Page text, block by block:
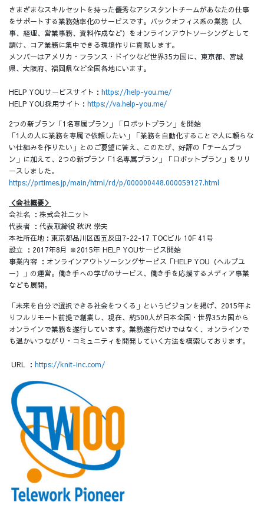
さまざまなスキルセットを持った優秀なアシスタントチームがあなたの仕事
をサポートする業務効率化のサービスです。バックオフィス系の業務（人
事、経理、営業事務、資料作成など）をオンラインアウトソーシングとして
請け、コア業務に集中できる環境作りに貢献します。
メンバーはアメリカ・フランス・ドイツなど世界35カ国に、東京都、宮城
県、大阪府、福岡県など全国各地にいます。
HELP YOUサービスサイト： https://help-you.me/
HELP YOU採用サイト： https://va.help-you.me/
2つの新プラン「1名専属プラン」「ロボットプラン」を開始
「1人の人に業務を専属で依頼したい」「業務を自動化することで人に頼らな
い仕組みを作りたい」とのご要望に答え、このたび、好評の「チームプラ
ン」に加えて、2つの新プラン「1名専属プラン」「ロボットプラン」をリリ
ースしました。
https://prtimes.jp/main/html/rd/p/000000448.000059127.html
＜会社概要＞
会社名 ：株式会社ニット
代表者 ：代表取締役 秋沢 崇夫
本社所在地：東京都品川区西五反田7-22-17 TOCビル 10F 41号
設立 ：2017年8月 ※2015年 HELP YOUサービス開始
事業内容 ：オンラインアウトソーシングサービス「HELP YOU（ヘルプユ
ー）」の運営。働き手への学びのサービス、働き手を応援するメディア事業
なども展開。
「未来を自分で選択できる社会をつくる」というビジョンを掲げ、2015年よ
りフルリモート前提で創業し、現在、約500人が日本全国・世界35カ国から
オンラインで業務を遂行しています。業務遂行だけではなく、オンラインで
も温かいつながり・コミュニティを開発していく方法を模索しております。
URL ： https://knit-inc.com/